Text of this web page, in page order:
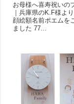
お母様へ喜寿祝いの
｜兵庫県のK.F様よ
顔絵額名前ポエムを
ました 77...